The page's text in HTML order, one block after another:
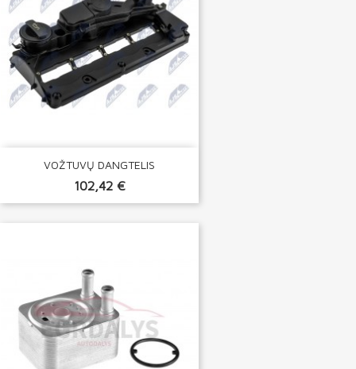
VOŽTUVŲ DANGTELIS
102,42 €